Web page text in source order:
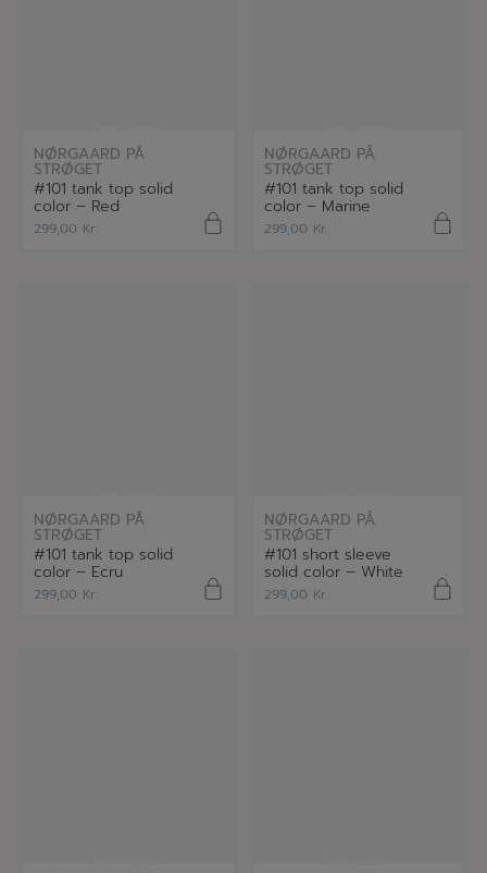
NØRGAARD PÅ
STRØGET
#101 tank top solid
color – Red
299,00 Kr.
NØRGAARD PÅ
STRØGET
#101 tank top solid
color – Marine
299,00 Kr.
NØRGAARD PÅ
STRØGET
#101 tank top solid
color – Ecru
299,00 Kr.
NØRGAARD PÅ
STRØGET
#101 short sleeve
solid color – White
299,00 Kr.